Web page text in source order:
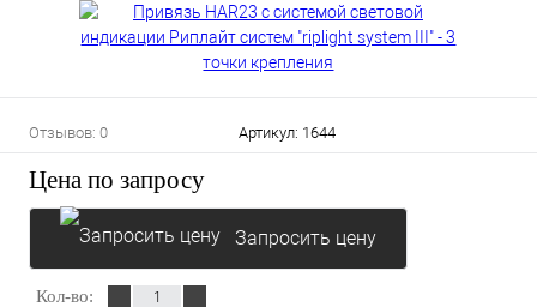
Отзывов: 0 Артикул: 1644
Цена по запросу
Запросить цену
Кол-во: